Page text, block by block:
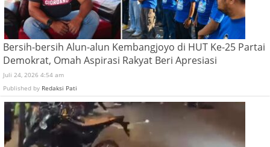
Bersih-bersih Alun-alun Kembangjoyo di HUT Ke-25 Partai
Demokrat, Omah Aspirasi Rakyat Beri Apresiasi
Juli 24, 2026 4:54 am
Published by Redaksi Pati